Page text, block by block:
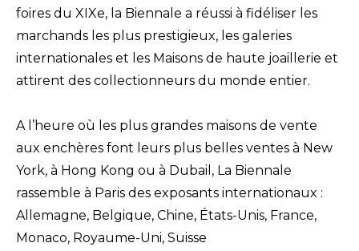
foires du XIXe, la Biennale a réussi à fidéliser les
marchands les plus prestigieux, les galeries
internationales et les Maisons de haute joaillerie et
attirent des collectionneurs du monde entier.
A l’heure où les plus grandes maisons de vente
aux enchères font leurs plus belles ventes à New
York, à Hong Kong ou à Dubail, La Biennale
rassemble à Paris des exposants internationaux :
Allemagne, Belgique, Chine, États-Unis, France,
Monaco, Royaume-Uni, Suisse